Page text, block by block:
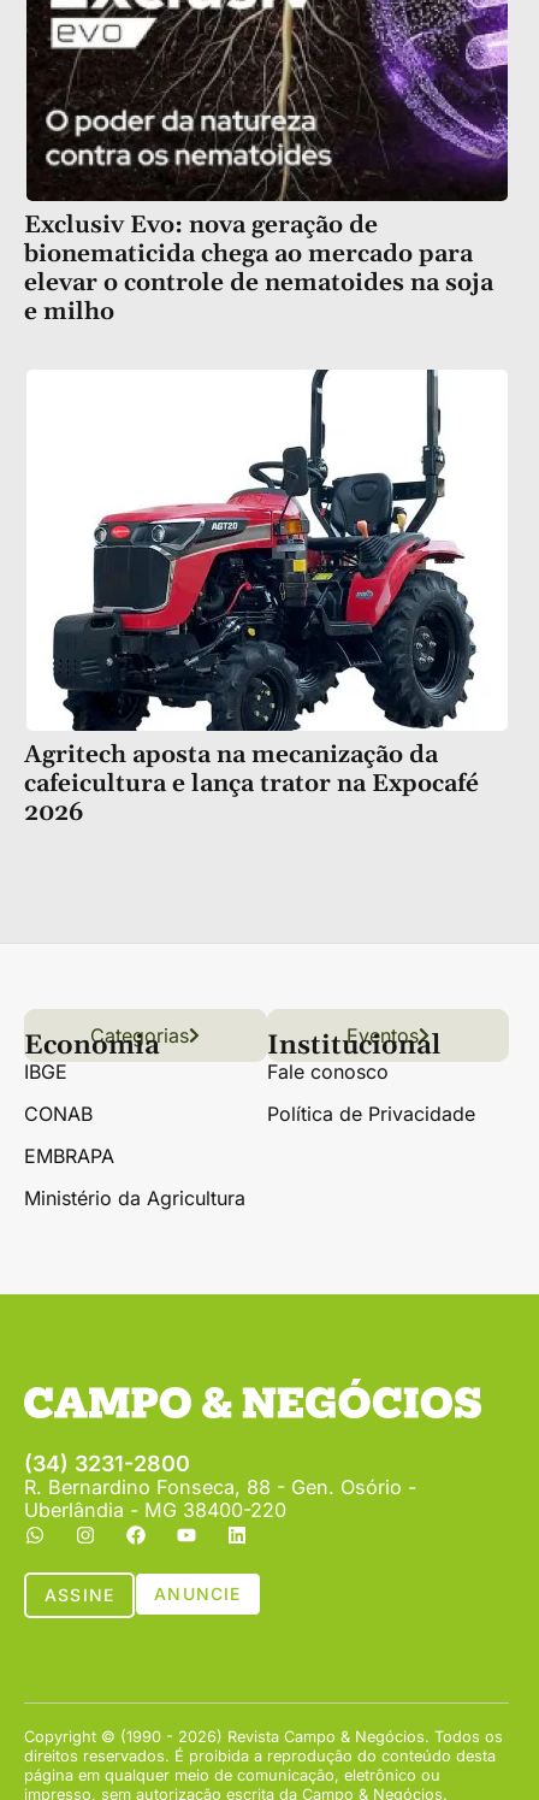
Exclusiv Evo: nova geração de
bionematicida chega ao mercado para
elevar o controle de nematoides na soja
e milho
Agritech aposta na mecanização da
cafeicultura e lança trator na Expocafé
2026
Links úteis
Conteúdo Grãos
Florestas Hortifrúti
Categorias Eventos
Economia
IBGE
CONAB
EMBRAPA
Ministério da Agricultura
Institucional
Fale conosco
Política de Privacidade
(34) 3231-2800
R. Bernardino Fonseca, 88 - Gen. Osório -
Uberlândia - MG 38400-220
ASSINE ANUNCIE
Copyright © (1990 - 2026) Revista Campo & Negócios. Todos os
direitos reservados. É proibida a reprodução do conteúdo desta
página em qualquer meio de comunicação, eletrônico ou
impresso, sem autorização escrita da Campo & Negócios.